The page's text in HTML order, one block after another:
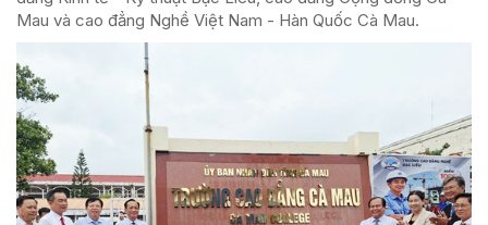
Mau và cao đẳng Nghề Việt Nam - Hàn Quốc Cà Mau.